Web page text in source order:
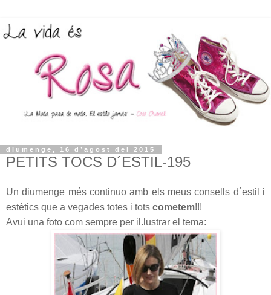
diumenge, 16 d’agost del 2015
PETITS TOCS D´ESTIL-195
Un diumenge més continuo amb els meus consells d´estil i
estètics que a vegades totes i tots cometem!!!
Avui una foto com sempre per il.lustrar el tema: